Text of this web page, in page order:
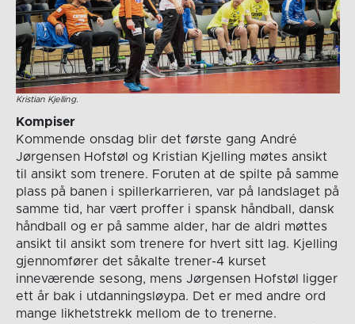
Kristian Kjelling.
Kompiser
Kommende onsdag blir det første gang André
Jørgensen Hofstøl og Kristian Kjelling møtes ansikt
til ansikt som trenere. Foruten at de spilte på samme
plass på banen i spillerkarrieren, var på landslaget på
samme tid, har vært proffer i spansk håndball, dansk
håndball og er på samme alder, har de aldri møttes
ansikt til ansikt som trenere for hvert sitt lag. Kjelling
gjennomfører det såkalte trener-4 kurset
inneværende sesong, mens Jørgensen Hofstøl ligger
ett år bak i utdanningsløypa. Det er med andre ord
mange likhetstrekk mellom de to trenerne.